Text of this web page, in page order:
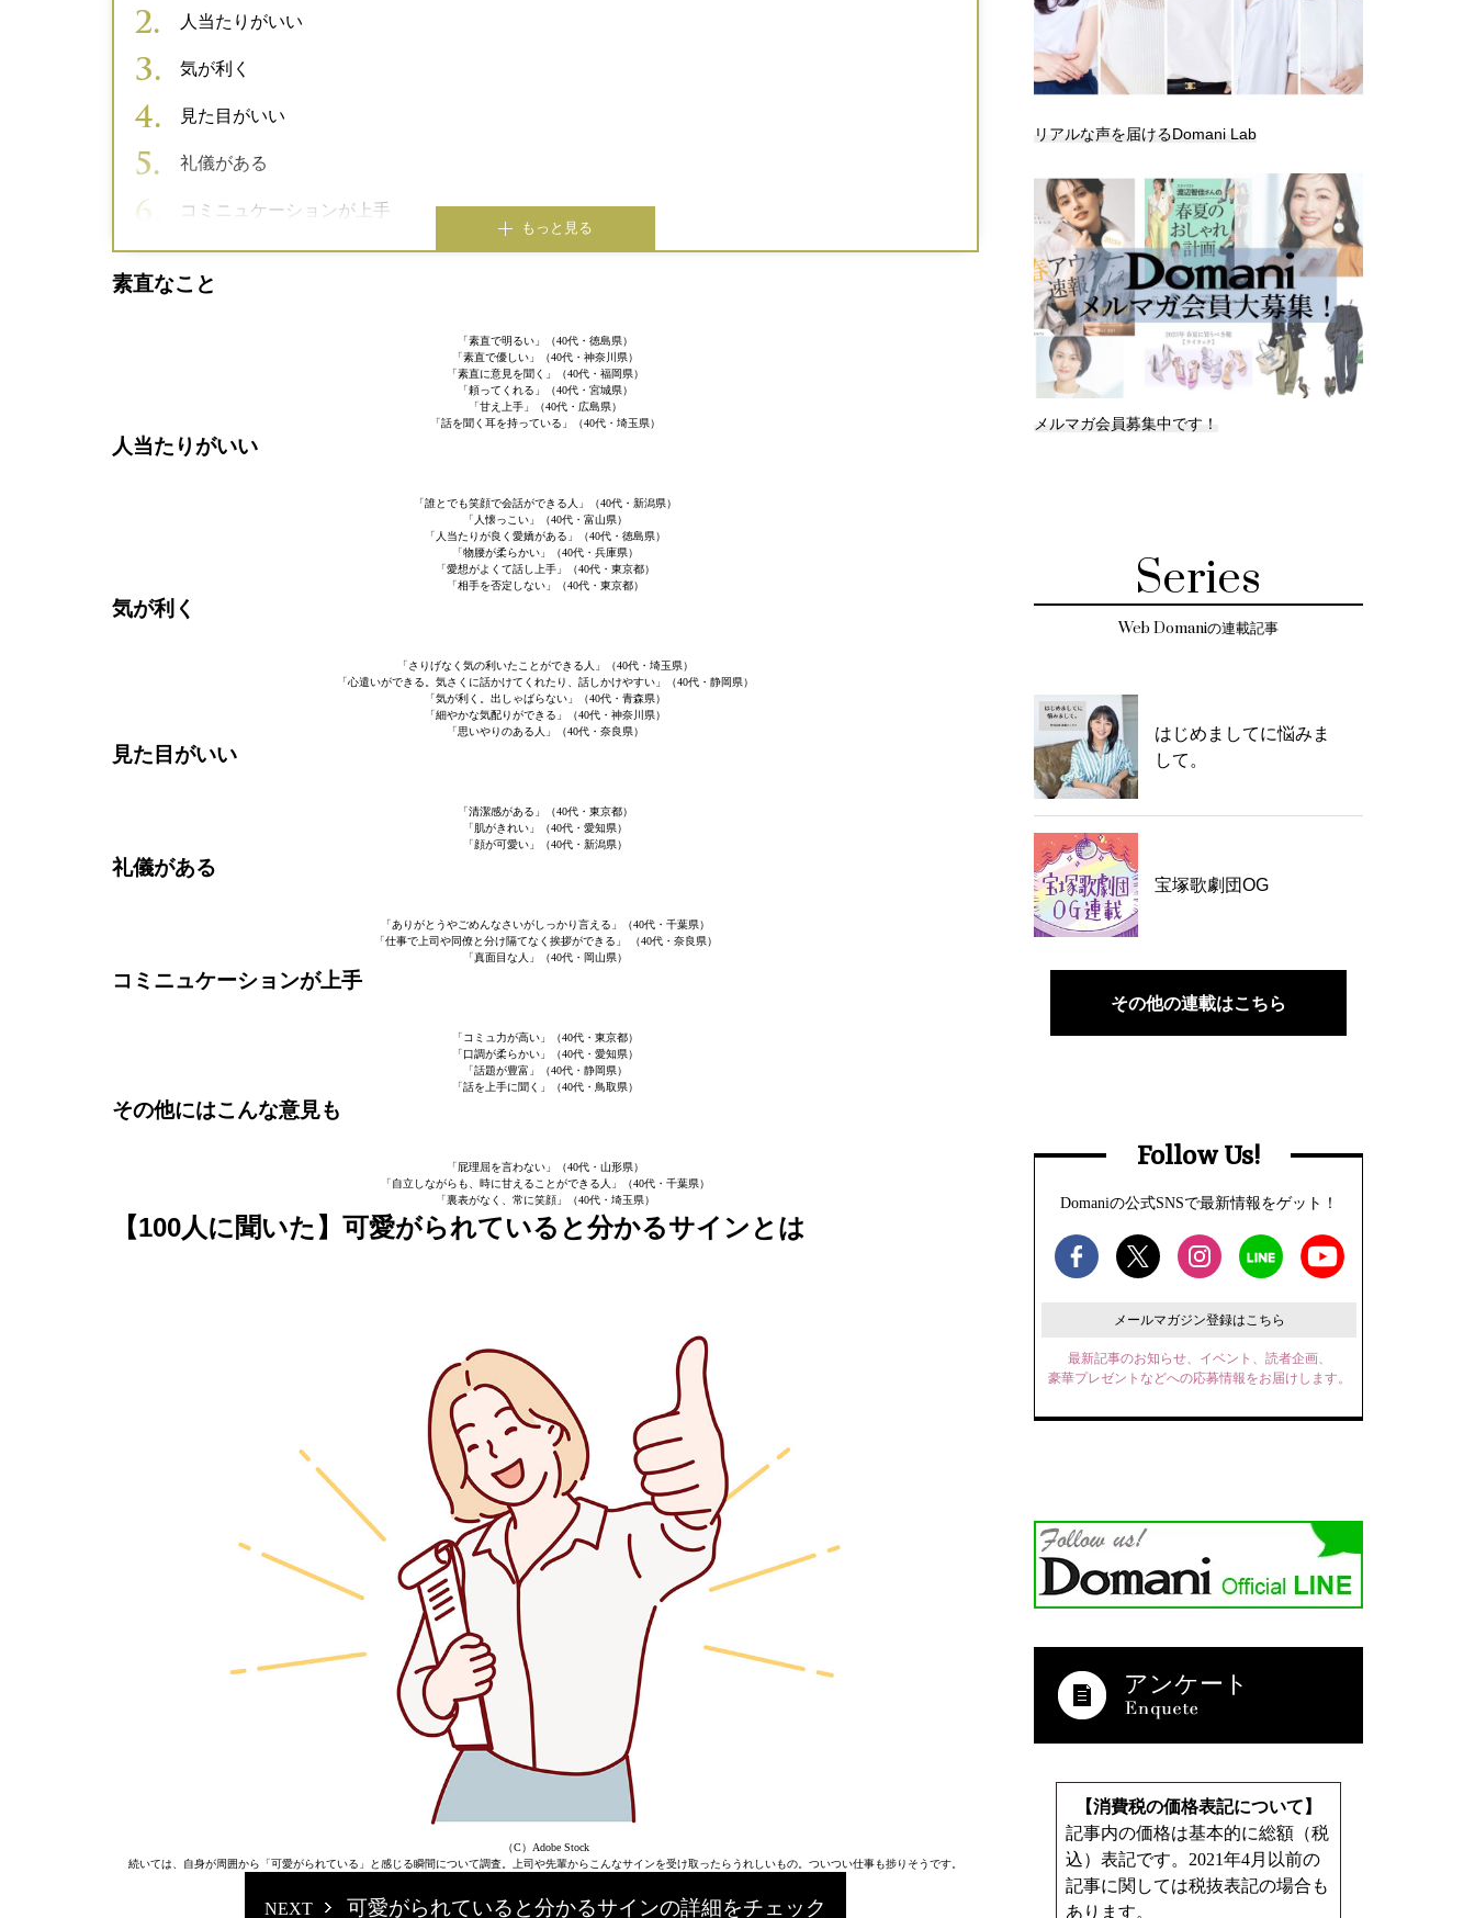
人当たりがいい
気が利く
見た目がいい
礼儀がある
コミニュケーションが上手
もっと見る
素直なこと
「素直で明るい」（40代・徳島県）
「素直で優しい」（40代・神奈川県）
「素直に意見を聞く」（40代・福岡県）
「頼ってくれる」（40代・宮城県）
「甘え上手」（40代・広島県）
「話を聞く耳を持っている」（40代・埼玉県）
人当たりがいい
「誰とでも笑顔で会話ができる人」（40代・新潟県）
「人懐っこい」（40代・富山県）
「人当たりが良く愛嬌がある」（40代・徳島県）
「物腰が柔らかい」（40代・兵庫県）
「愛想がよくて話し上手」（40代・東京都）
「相手を否定しない」（40代・東京都）
気が利く
「さりげなく気の利いたことができる人」（40代・埼玉県）
「心遣いができる。気さくに話かけてくれたり、話しかけやすい」（40代・静岡県）
「気が利く。出しゃばらない」（40代・青森県）
「細やかな気配りができる」（40代・神奈川県）
「思いやりのある人」（40代・奈良県）
見た目がいい
「清潔感がある」（40代・東京都）
「肌がきれい」（40代・愛知県）
「顔が可愛い」（40代・新潟県）
礼儀がある
「ありがとうやごめんなさいがしっかり言える」（40代・千葉県）
「仕事で上司や同僚と分け隔てなく挨拶ができる」 （40代・奈良県）
「真面目な人」（40代・岡山県）
コミニュケーションが上手
「コミュ力が高い」（40代・東京都）
「口調が柔らかい」（40代・愛知県）
「話題が豊富」（40代・静岡県）
「話を上手に聞く」（40代・鳥取県）
その他にはこんな意見も
「屁理屈を言わない」（40代・山形県）
「自立しながらも、時に甘えることができる人」（40代・千葉県）
「裏表がなく、常に笑顔」（40代・埼玉県）
【100人に聞いた】可愛がられていると分かるサインとは
（C）Adobe Stock
続いては、自身が周囲から「可愛がられている」と感じる瞬間について調査。上司や先輩からこんなサインを受け取ったらうれしいもの。ついつい仕事も捗りそうです。
可愛がられていると分かるサインの詳細をチェック
リアルな声を届けるDomani Lab
メルマガ会員募集中です！
Series
Web Domaniの連載記事
はじめましてに悩みま
して。
宝塚歌劇団OG
その他の連載はこちら
Follow Us!
Domaniの公式SNSで最新情報をゲット！
メールマガジン登録はこちら
最新記事のお知らせ、イベント、読者企画、
豪華プレゼントなどへの応募情報をお届けします。
アンケート
【消費税の価格表記について】
記事内の価格は基本的に総額（税
込）表記です。2021年4月以前の
記事に関しては税抜表記の場合も
あります。